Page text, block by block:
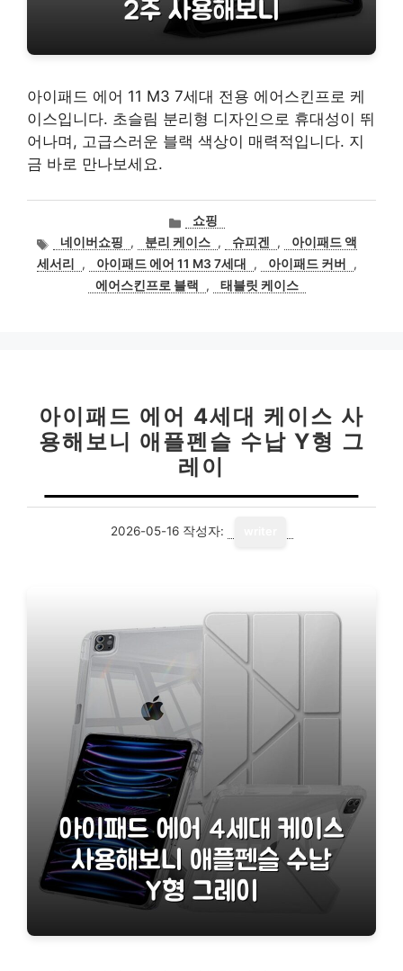
아이패드 에어 11 M3 7세대 전용 에어스킨프로 케
이스입니다. 초슬림 분리형 디자인으로 휴대성이 뛰
어나며, 고급스러운 블랙 색상이 매력적입니다. 지
금 바로 만나보세요.
카
테
고
리
쇼핑
태
그
네이버쇼핑 , 분리 케이스 , 슈피겐 ,
아이패드 액
세서리
, 아이패드 에어 11 M3 7세대 , 아이패드 커버
,
에어스킨프로 블랙
, 태블릿 케이스
아이패드 에어 4세대 케이스 사
용해보니 애플펜슬 수납 Y형 그
레이
2026-05-16 작성자: